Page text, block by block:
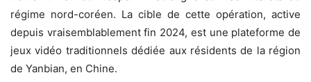
régime nord-coréen. La cible de cette opération, active
depuis vraisemblablement fin 2024, est une plateforme de
jeux vidéo traditionnels dédiée aux résidents de la région
de Yanbian, en Chine.